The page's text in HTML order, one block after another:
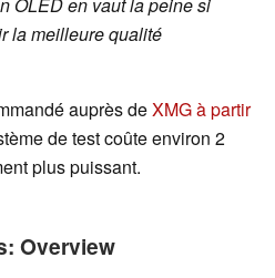
la meilleure qualité
auprès deXMG à partir
de test coûte environ 2
plus puissant.
Overview